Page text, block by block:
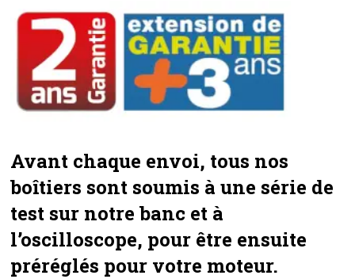
Avant chaque envoi, tous nos
boîtiers sont soumis à une série de
test sur notre banc et à
l’oscilloscope, pour être ensuite
préréglés pour votre moteur.